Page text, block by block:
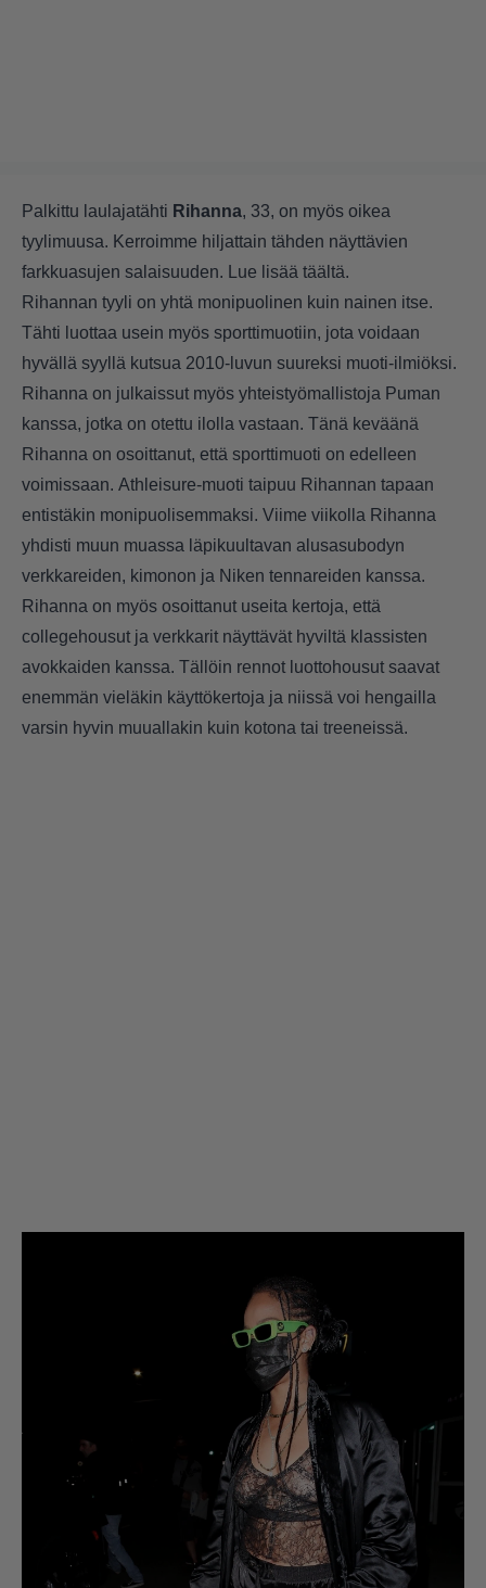
Palkittu laulajatähti Rihanna, 33, on myös oikea
tyylimuusa. Kerroimme hiljattain tähden näyttävien
farkkuasujen salaisuuden. Lue lisää täältä.
Rihannan tyyli on yhtä monipuolinen kuin nainen itse.
Tähti luottaa usein myös sporttimuotiin, jota voidaan
hyvällä syyllä kutsua 2010-luvun suureksi muoti-ilmiöksi.
Rihanna on julkaissut myös yhteistyömallistoja Puman
kanssa, jotka on otettu ilolla vastaan. Tänä keväänä
Rihanna on osoittanut, että sporttimuoti on edelleen
voimissaan. Athleisure-muoti taipuu Rihannan tapaan
entistäkin monipuolisemmaksi. Viime viikolla Rihanna
yhdisti muun muassa läpikuultavan alusasubodyn
verkkareiden, kimonon ja Niken tennareiden kanssa.
Rihanna on myös osoittanut useita kertoja, että
collegehousut ja verkkarit näyttävät hyviltä klassisten
avokkaiden kanssa. Tällöin rennot luottohousut saavat
enemmän vieläkin käyttökertoja ja niissä voi hengailla
varsin hyvin muuallakin kuin kotona tai treeneissä.